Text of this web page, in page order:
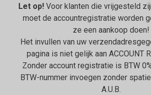
Let op!Voor klanten die vrijgesteld
moet de accountregistratie worden
ze een aankoop doen!
Het invullen van uw
pagina is niet gelijk aan ACCOUNT
Zonder account registratie is BTW
BTW-nummer invoegen zonder
A.U.B.